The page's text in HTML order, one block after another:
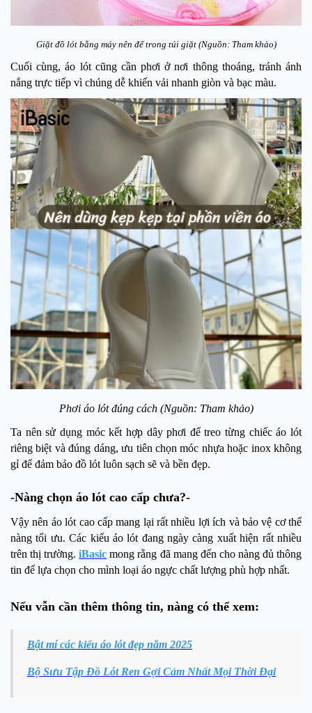
Giặt đồ lót bằng máy nên để trong túi giặt (Nguồn: Tham khảo)
Cuối cùng, áo lót cũng cần phơi ở nơi thông thoáng, tránh ánh
nắng trực tiếp vì chúng dễ khiến vải nhanh giòn và bạc màu.
Phơi áo lót đúng cách (Nguồn: Tham khảo)
Ta nên sử dụng móc kết hợp dây phơi để treo từng chiếc áo lót
riêng biệt và đúng dáng, ưu tiên chọn móc nhựa hoặc inox không
gỉ để đảm bảo đồ lót luôn sạch sẽ và bền đẹp.
-Nàng chọn áo lót cao cấp chưa?-
Vậy nên áo lót cao cấp mang lại rất nhiều lợi ích và bảo vệ cơ thể
nàng tối ưu. Các kiểu áo lót đang ngày càng xuất hiện rất nhiều
trên thị trường.iBasic mong rằng đã mang đến cho nàng đủ thông
tin để lựa chọn cho mình loại áo ngực chất lượng phù hợp nhất.
Nếu vẫn cần thêm thông tin, nàng có thể xem:
Bật mí các kiểu áo lót đẹp năm 2025
Bộ Sưu Tập Đồ Lót Ren Gợi Cảm Nhất Mọi Thời Đại